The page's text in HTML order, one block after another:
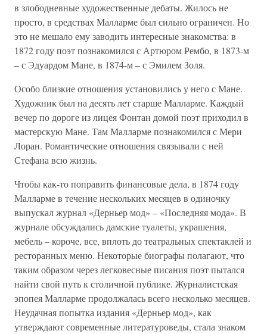
в злободневные художественные дебаты. Жилось не
просто, в средствах Малларме был сильно ограничен. Но
это не мешало ему заводить интересные знакомства: в
1872 году поэт познакомился с Артюром Рембо, в 1873-м
– с Эдуардом Мане, в 1874-м – с Эмилем Золя.
Особо близкие отношения установились у него с Мане.
Художник был на десять лет старше Малларме. Каждый
вечер по дороге из лицея Фонтан домой поэт приходил в
мастерскую Мане. Там Малларме познакомился с Мери
Лоран. Романтические отношения связывали с ней
Стефана всю жизнь.
Чтобы как-то поправить финансовые дела, в 1874 году
Малларме в течение нескольких месяцев в одиночку
выпускал журнал «Дерньер мод» – «Последняя мода». В
журнале обсуждались дамские туалеты, украшения,
мебель – короче, все, вплоть до театральных спектаклей и
ресторанных меню. Некоторые биографы полагают, что
таким образом через легковесные писания поэт пытался
найти свой путь к столичной публике. Журналистская
эпопея Малларме продолжалась всего несколько месяцев.
Неудачная попытка издания «Дерньер мод», как
утверждают современные литературоведы, стала знаком